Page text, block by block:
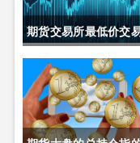
期货交易所最低价交
(期货交易所最低价交
是什么)